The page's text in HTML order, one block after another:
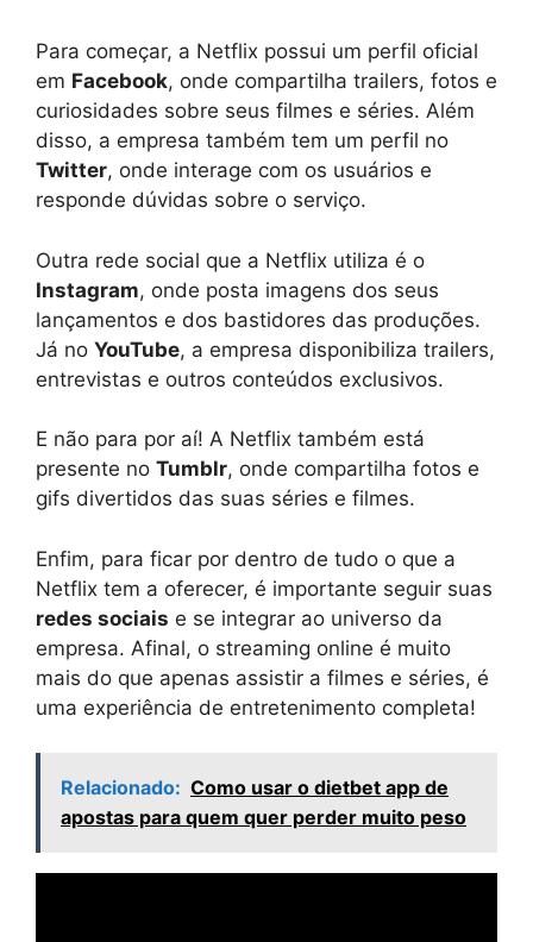
Para começar, a Netflix possui um perfil oficial
em Facebook, onde compartilha trailers, fotos e
curiosidades sobre seus filmes e séries. Além
disso, a empresa também tem um perfil no
Twitter, onde interage com os usuários e
responde dúvidas sobre o serviço.
Outra rede social que a Netflix utiliza é o
Instagram, onde posta imagens dos seus
lançamentos e dos bastidores das produções.
Já no YouTube, a empresa disponibiliza trailers,
entrevistas e outros conteúdos exclusivos.
E não para por aí! A Netflix também está
presente no Tumblr, onde compartilha fotos e
gifs divertidos das suas séries e filmes.
Enfim, para ficar por dentro de tudo o que a
Netflix tem a oferecer, é importante seguir suas
redes sociais e se integrar ao universo da
empresa. Afinal, o streaming online é muito
mais do que apenas assistir a filmes e séries, é
uma experiência de entretenimento completa!
Relacionado: Como usar o dietbet app de
apostas para quem quer perder muito peso